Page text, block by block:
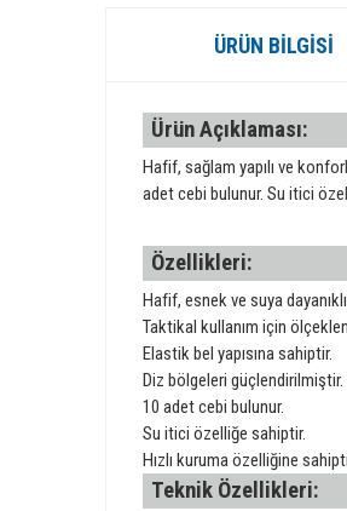
ÜRÜN BILGISI
Ürün Açıklaması:
Hafif, sağlam yapılı ve
adet cebi bulunur. Su itici
Özellikleri:
Hafif, esnek ve suya
Taktikal kullanım için
Elastik bel yapısına sahiptir.
Diz bölgeleri güçlendirilmiştir.
10 adet cebi bulunur.
Su itici özelliğe sahiptir.
Hızlı kuruma özelliğine
Teknik Özellikleri: